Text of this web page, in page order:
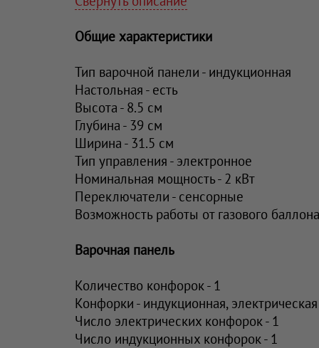
Общие характеристики
Тип варочной панели - индукционная
Настольная - есть
Высота - 8.5 см
Глубина - 39 см
Ширина - 31.5 см
Тип управления - электронное
Номинальная мощность - 2 кВт
Переключатели - сенсорные
Возможность работы от газового
Варочная панель
Количество конфорок - 1
Конфорки - индукционная, электрическая
Число электрических конфорок - 1
Число индукционных конфорок - 1